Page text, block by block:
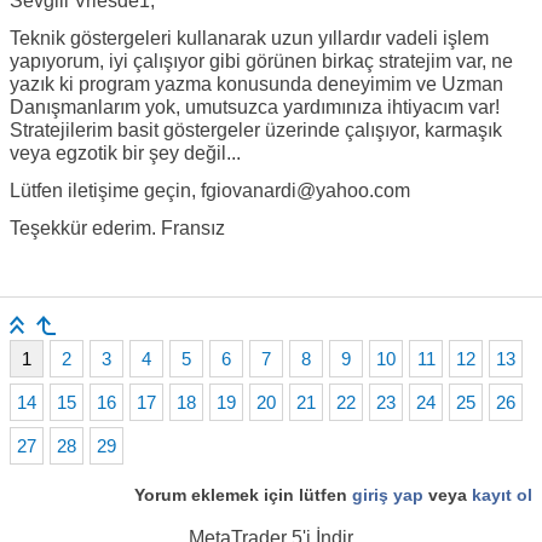
Teknik göstergeleri kullanarak uzun yıllardır vadeli işlem
yapıyorum, iyi çalışıyor gibi görünen birkaç stratejim var, ne
yazık ki program yazma konusunda deneyimim ve Uzman
Danışmanlarım yok, umutsuzca yardımınıza ihtiyacım var!
Stratejilerim basit göstergeler üzerinde çalışıyor, karmaşık
veya egzotik bir şey değil...
Lütfen iletişime geçin, fgiovanardi@yahoo.com
Teşekkür ederim. Fransız
1 2 3 4 5 6 7 8 9 10 11 12 13
14 15 16 17 18 19 20 21 22 23 24 25 26
27 28 29
Yorum eklemek için lütfen giriş yap veya kayıt ol
MetaTrader 5'i İndir